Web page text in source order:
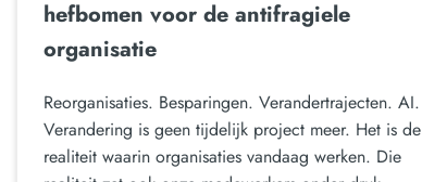
hefbomen voor de antifragiele
organisatie
Reorganisaties. Besparingen. Verandertrajecten. AI.
Verandering is geen tijdelijk project meer. Het is de
realiteit waarin organisaties vandaag werken. Die